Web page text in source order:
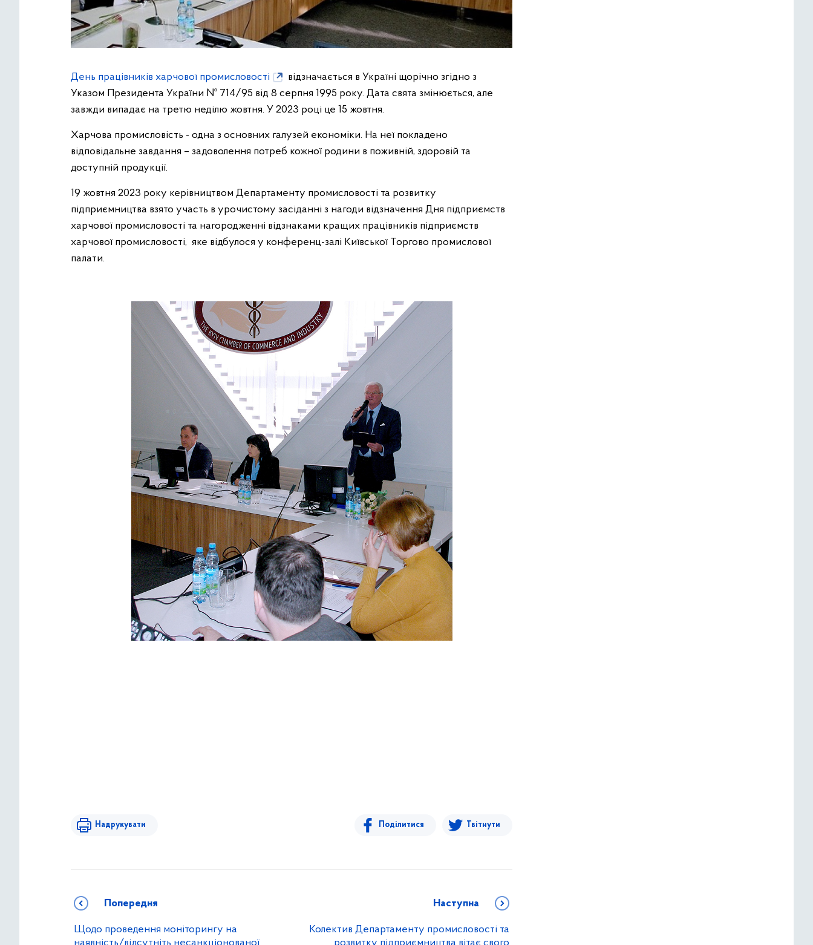
День працівників харчової промисловості
відзначається в Україні щорічно згідно з
Указом Президента України № 714/95 від 8 серпня 1995 року. Дата свята змінюється, але
завжди випадає на третю неділю жовтня. У 2023 році це 15 жовтня.
Харчова промисловість - одна з основних галузей економіки. На неї покладено
відповідальне завдання – задоволення потреб кожної родини в поживній, здоровій та
доступній продукції.
19 жовтня 2023 року керівництвом Департаменту промисловості та розвитку
підприємництва взято участь в урочистому засіданні з нагоди відзначення Дня підприємств
харчової промисловості та нагородженні відзнаками кращих працівників підприємств
харчової промисловості, яке відбулося у конференц-залі Київської Торгово промислової
палати.
Надрукувати Поділитися Твітнути
Попередня
Щодо проведення моніторингу на
наявність/відсутніть несанкціонованої
Наступна
Колектив Департаменту промисловості та
розвитку підприємництва вітає свого